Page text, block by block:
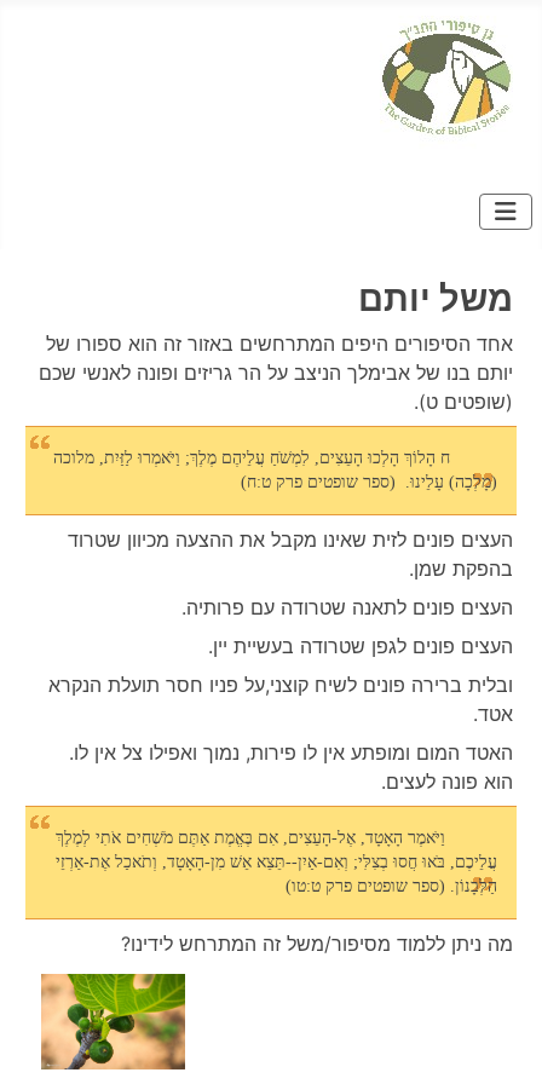
משל יותם
אחד הסיפורים היפים המתרחשים באזור זה הוא ספורו של
יותם בנו של אבימלך הניצב על הר גריזים ופונה לאנשי שכם
(שופטים ט).
ח הָלוֹךְ הָלְכוּ הָעֵצִים, לִמְשֹׁחַ עֲלֵיהֶם מֶלֶךְ; וַיֹּאמְרוּ לַזַּיִת, מלוכה
(מָלְכָה) עָלֵינוּ. (ספר שופטים פרק ט:ח)
העצים פונים לזית שאינו מקבל את ההצעה מכיוון שטרוד
בהפקת שמן.
העצים פונים לתאנה שטרודה עם פרותיה.
העצים פונים לגפן שטרודה בעשיית יין.
ובלית ברירה פונים לשיח קוצני,על פניו חסר תועלת הנקרא
אטד.
האטד המום ומופתע אין לו פירות, נמוך ואפילו צל אין לו.
הוא פונה לעצים.
וַיֹּאמֶר הָאָטָד, אֶל-הָעֵצִים, אִם בֶּאֱמֶת אַתֶּם מֹשְׁחִים אֹתִי לְמֶלֶךְ
עֲלֵיכֶם, בֹּאוּ חֲסוּ בְצִלִּי; וְאִם-אַיִן--תֵּצֵא אֵשׁ מִן-הָאָטָד, וְתֹאכַל אֶת-אַרְזֵי
הַלְּבָנוֹן. (ספר שופטים פרק ט:טו)
מה ניתן ללמוד מסיפור/משל זה המתרחש לידינו?